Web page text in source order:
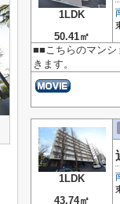
1LDK
50.41㎡
■■こちらのマンシ
きます。
1LDK
43.74㎡